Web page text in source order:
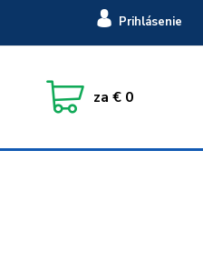
Prihlásenie
za € 0